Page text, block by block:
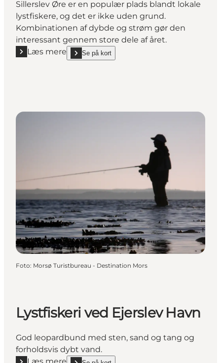
Sillerslev Øre er en populær plads blandt lokale
lystfiskere, og det er ikke uden grund.
Kombinationen af dybde og strøm gør den
interessant gennem store dele af året.
Læs mere
Læs mere "Lystfiskeri ved Sillerslev Øre"
Se på kort
show Lystfiskeri ved Sillerslev Øre on_map
Foto: Morsø Turistbureau - Destination Mors
Lystfiskeri ved Ejerslev Havn
God leopardbund med sten, sand og tang og
forholdsvis dybt vand.